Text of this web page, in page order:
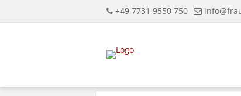
+49 7731 9550 750